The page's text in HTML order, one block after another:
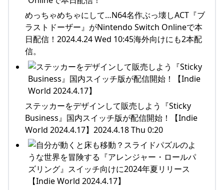
めっちゃめちゃにして…N64名作ぶっ壊しACT『ブ
ラストドーザー』がNintendo Switch Onlineで本
日配信！2024.4.24 Wed 10:45海外向けにも2本配
信。
ステッカーをデザインして販売しよう『Sticky
Business』国内スイッチ版が配信開始！【Indie
World 2024.4.17】2024.4.18 Thu 0:20